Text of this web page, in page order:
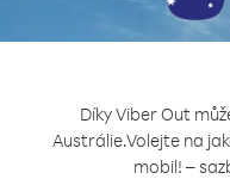
Díky Viber Out
Austrálie.Volejte na
mobil! –